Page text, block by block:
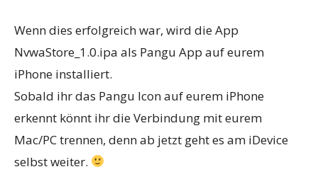
Wenn dies erfolgreich war, wird die App
NvwaStore_1.0.ipa als Pangu App auf eurem
iPhone installiert.
Sobald ihr das Pangu Icon auf eurem iPhone
erkennt könnt ihr die Verbindung mit eurem
Mac/PC trennen, denn ab jetzt geht es am iDevice
selbst weiter.